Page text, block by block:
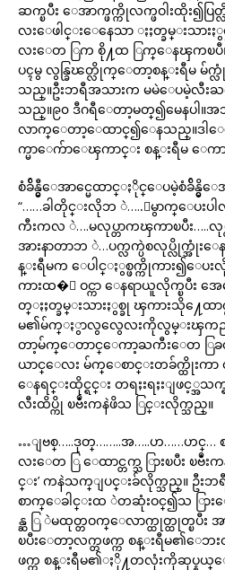
ဆက္ၿပီး ေအာက္ဖက္ကိုလက္ဖဝါးထိုး
လးေဖါင္းေနေသာ ႏႈတ္ခမ္းသာ
လးေတ ြက စို႔ထ ြက္ေနၾကၿပီ
ပၚမွ လွန္ခြၽတ္လိုက္ေတာ့စန္းရီမ မ်
သည္။ဦးဘရီအသားက မမဲေပမဲ့လီးႀ
သည္။၉၀ ဒီဂရီေတာ့မတ္၍မေနပါ။အ
လာက္ေတာ့ေထာင္၍ေနသည္။ဒါ
က္မာေက်ာေၾကာင္း စန္းရီမ ေ
စံခ်ိန္မွီေအာင္မေထာင္ႏိုင္ေပမဲ့စံခ်ိန္
“……ခါတိုင္းလိုဘ ဲ…..ေမွာက္ေပးပါ
ကီးကလ ဲ….မလုပ္တာကၾကာၿပီး…..လု
အားနာတာဘ ဲ…ပက္လက္ပဲစလုပ္လိုက္အုံး
န္းရီမက ေပါင္ႏွစ္ဖက္ကိုကား၍ေပ
ကားထ�ဲ ဝင္ကာ ေနရာယူလိုက္ၿပီး အ
တ္ႏႈတ္ခမ္းသားႏွစ္ခု ၾကားသို႔ေထ
မ၏မ်က္ႏွာလွလွေလးကိုလွမ္းၾ
တာ့မ်က္ေတာင္ေကာ့ႀကီးေတ ြခ
ယာင္ေလး မ်က္ေစာင္းတခ်က္ထိုးကာ
ေနရင္းထိုင္ရင္း တရႈးရႈးျဖင့္အ
လီးထိပ္ကို ၿဗဳံးကနဲဖိသ ြင္းလိုက္သည္။
…ျဗစ္…..ဒုတ္……..အ…..ဟ……ဟင္
လးေတ ြ ေထာင္တက္သ ြားၿပီး ၿဗဳံ
င္း’ ကနဲသက္ျပင္းခ်လိုက္သည္။ ဦး
စာက္ေခါင္းထ ဲတဆုံးဝင္၍သ ြား
န္ဆ ြ ဲမထုတ္တဝက္ေလာက္ထုတ္ထုတ္ၿပီး
ၿပီးေတာ့လက္တဖက္က စန္းရီမ၏ေဘးတ
ဖက္က စန္းရီမ၏ႏို႔တလုံးကိုဆုပ္နယ္